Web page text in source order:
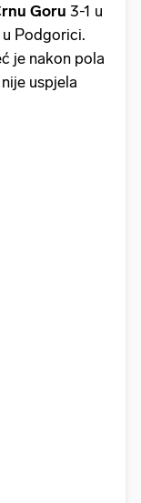
Goru 3-1 u
Podgorici.
je nakon pola
uspjela